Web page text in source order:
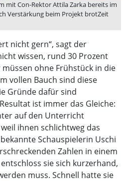
mit Con-Rektor Attila Zarka bereits im
Verstärkung beim Projekt brotZeit
nicht gern“, sagt der
wissen, rund 30 Prozent
ohne Frühstück in die
vollen Bauch sind diese
Gründe dafür sind
ist immer das Gleiche:
auf den Unterricht
ihnen schlichtweg das
Schauspielerin Uschi
Zahlen in einem
sie sich kurzerhand,
muss. Schnell hatte sie